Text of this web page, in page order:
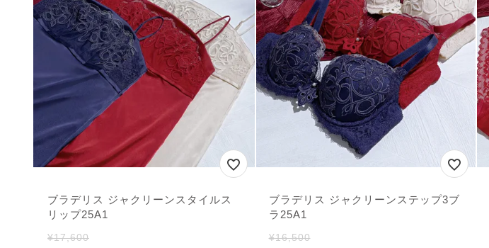
ブラデリス ジャクリーンスタイルス
リップ25A1
¥17,600
ブラデリス ジャクリーンステップ3ブ
ラ25A1
¥16,500